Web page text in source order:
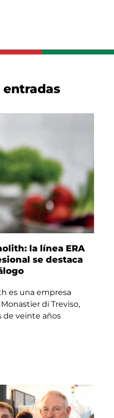
la línea ERA
se destaca
es una empresa
di Treviso,
de veinte años